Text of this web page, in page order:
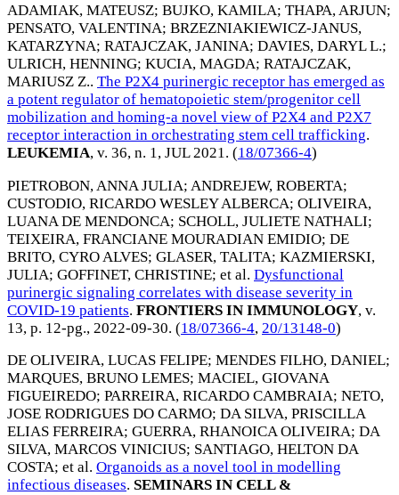
ADAMIAK, MATEUSZ; BUJKO, KAMILA; THAPA, ARJUN;
PENSATO, VALENTINA; BRZEZNIAKIEWICZ-JANUS,
KATARZYNA; RATAJCZAK, JANINA; DAVIES, DARYL L.;
ULRICH, HENNING; KUCIA, MAGDA; RATAJCZAK,
MARIUSZ Z.. The P2X4 purinergic receptor has emerged as
a potent regulator of hematopoietic stem/progenitor cell
mobilization and homing-a novel view of P2X4 and P2X7
receptor interaction in orchestrating stem cell trafficking.
LEUKEMIA, v. 36, n. 1, JUL 2021. (18/07366-4)
PIETROBON, ANNA JULIA; ANDREJEW, ROBERTA;
CUSTODIO, RICARDO WESLEY ALBERCA; OLIVEIRA,
LUANA DE MENDONCA; SCHOLL, JULIETE NATHALI;
TEIXEIRA, FRANCIANE MOURADIAN EMIDIO; DE
BRITO, CYRO ALVES; GLASER, TALITA; KAZMIERSKI,
JULIA; GOFFINET, CHRISTINE; et al. Dysfunctional
purinergic signaling correlates with disease severity in
COVID-19 patients. FRONTIERS IN IMMUNOLOGY, v.
13, p. 12-pg., 2022-09-30. (18/07366-4, 20/13148-0)
DE OLIVEIRA, LUCAS FELIPE; MENDES FILHO, DANIEL;
MARQUES, BRUNO LEMES; MACIEL, GIOVANA
FIGUEIREDO; PARREIRA, RICARDO CAMBRAIA; NETO,
JOSE RODRIGUES DO CARMO; DA SILVA, PRISCILLA
ELIAS FERREIRA; GUERRA, RHANOICA OLIVEIRA; DA
SILVA, MARCOS VINICIUS; SANTIAGO, HELTON DA
COSTA; et al. Organoids as a novel tool in modelling
infectious diseases. SEMINARS IN CELL &